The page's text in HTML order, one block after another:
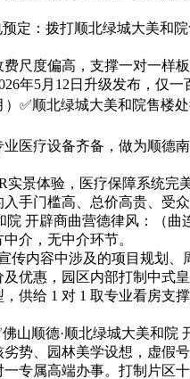
：拨打顺北绿城大美和
度偏高，支撑一对一样板
年5月12日升级发布，仅
✅顺北绿城大美和院售楼
疗设备齐备，做为顺德
景体验，医疗保障系统完
手门槛高、总价高贵、受众
开辟商曲营德律风：（曲
介，无中介环节。
内容中涉及的项目规划、
优惠，园区内部打制中式皇
给 1 对 1 取专业看房支
顺德·顺北绿城大美和院
势、园林美学设想，虚假
专属高端办事。打制片区